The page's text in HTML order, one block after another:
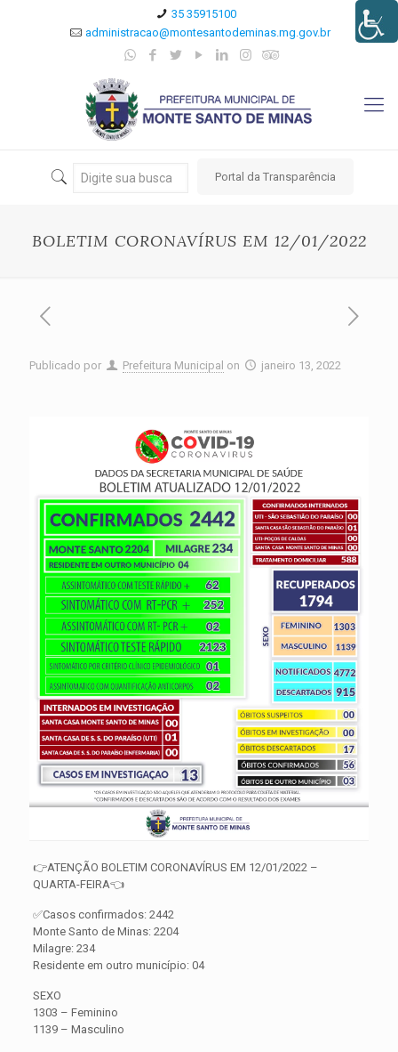
35 35915100
administracao@montesantodeminas.mg.gov.br
Portal da Transparência
BOLETIM CORONAVÍRUS EM 12/01/2022
Publicado por Prefeitura Municipal on janeiro 13, 2022
👉ATENÇÃO BOLETIM CORONAVÍRUS EM 12/01/2022 –
QUARTA-FEIRA👈
✅Casos confirmados: 2442
Monte Santo de Minas: 2204
Milagre: 234
Residente em outro município: 04
SEXO
1303 – Feminino
1139 – Masculino